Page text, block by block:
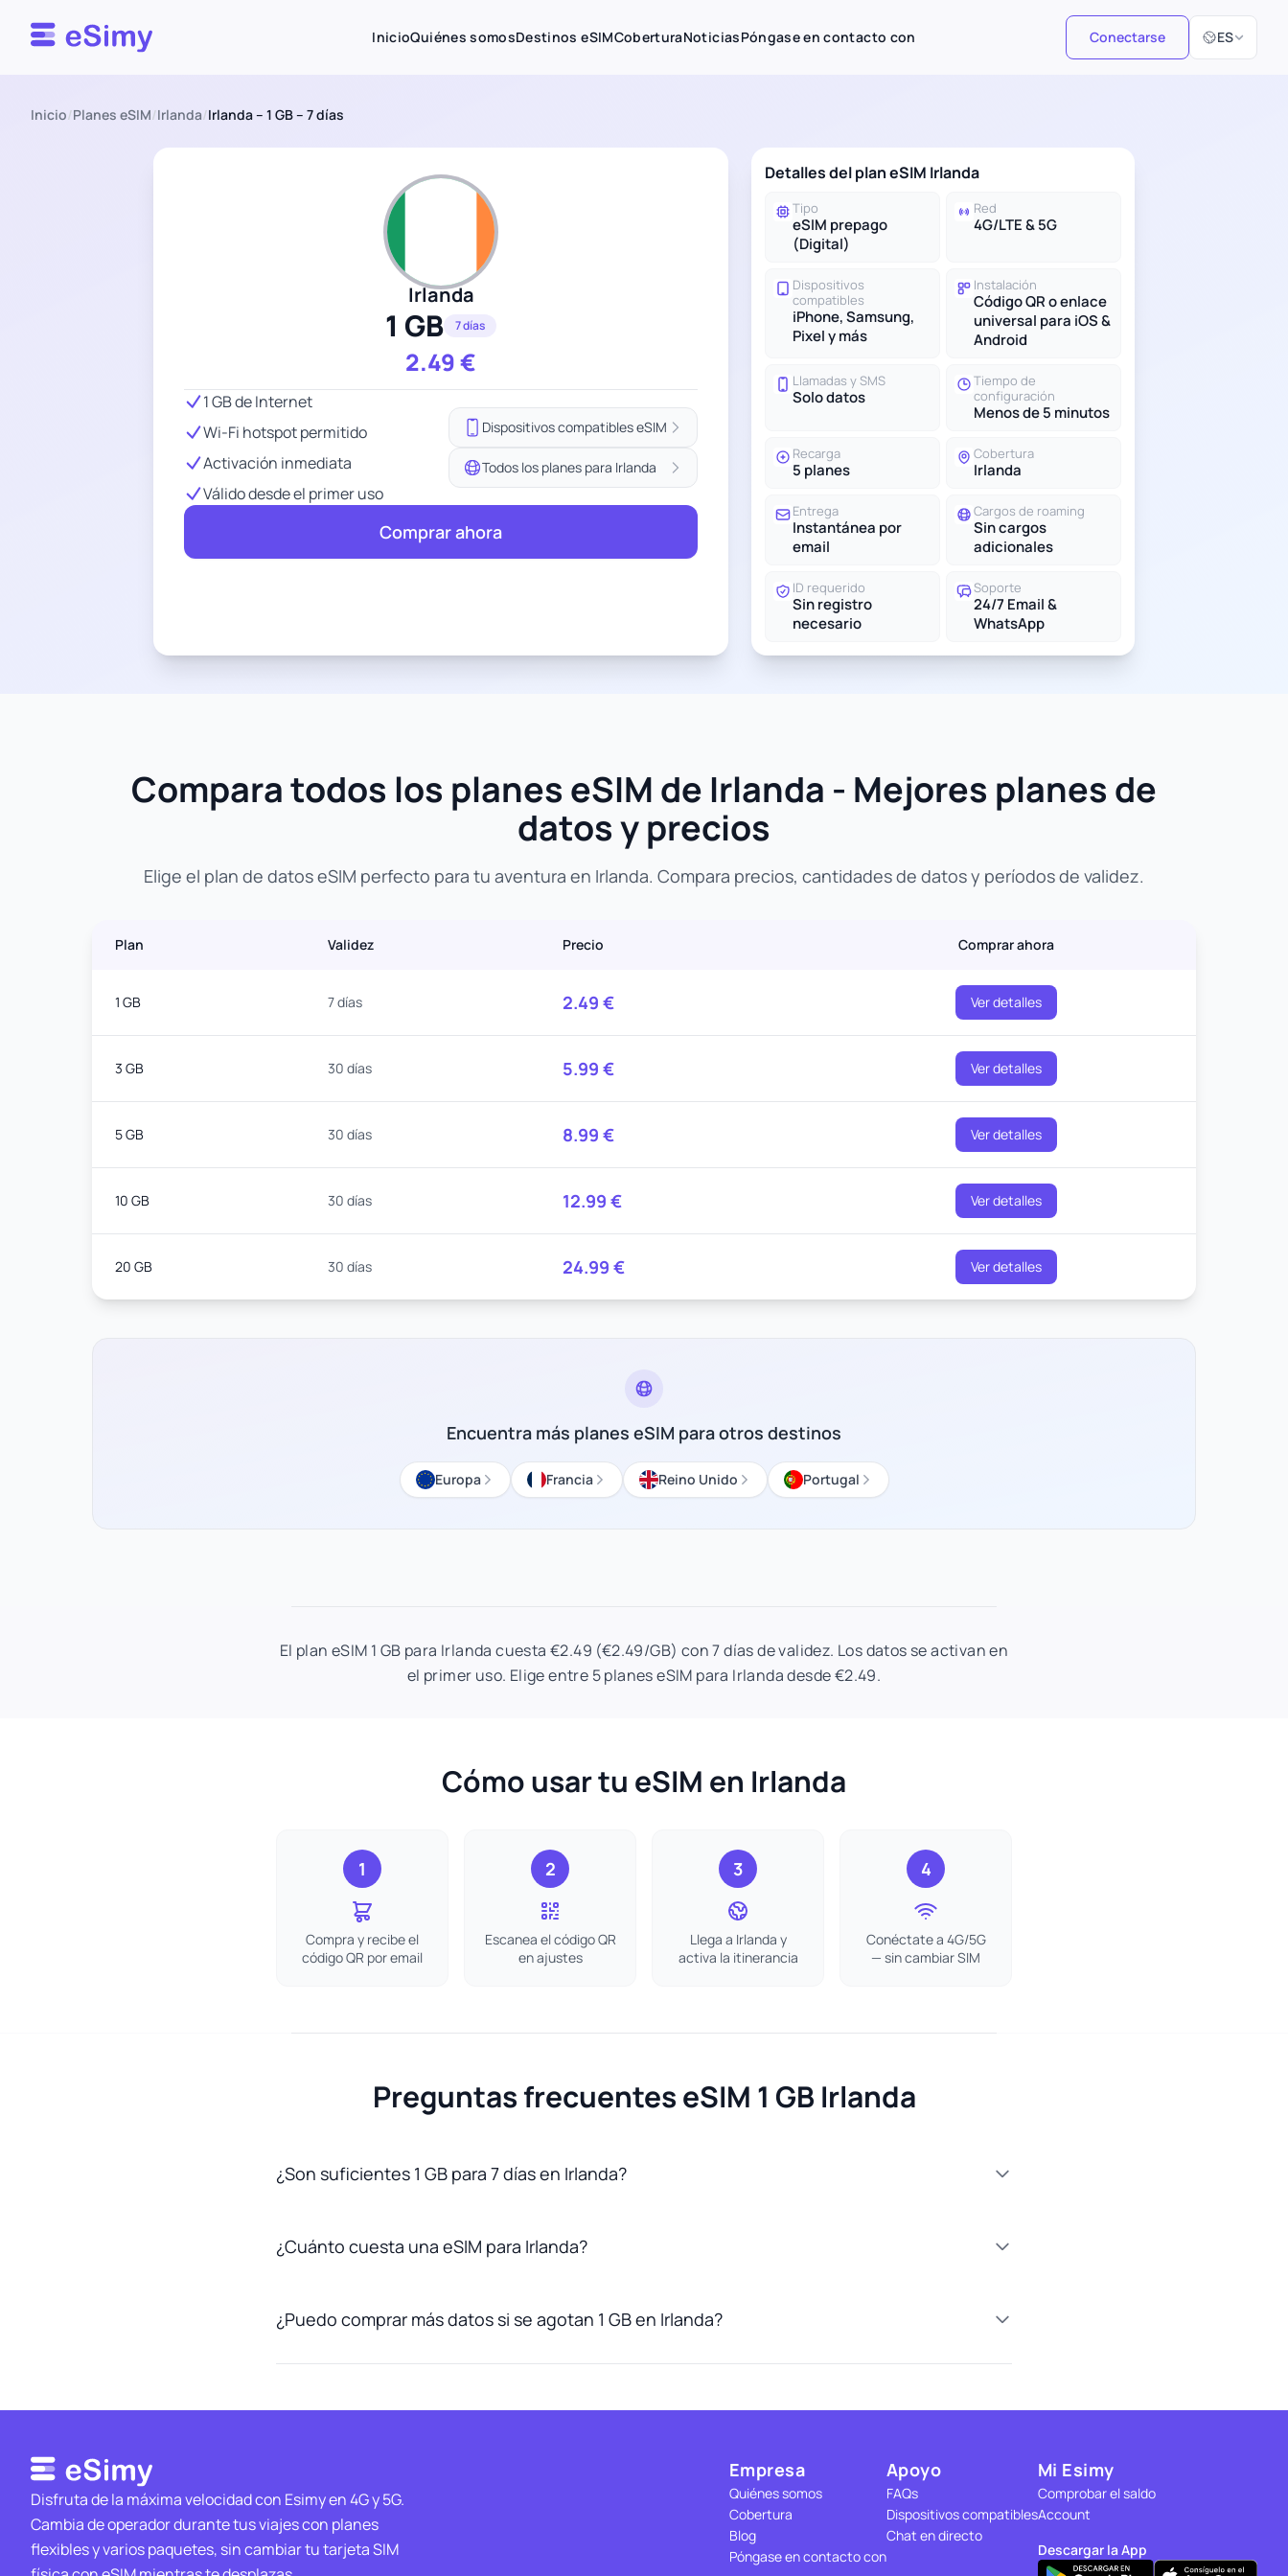
Esimy InicioQuiénes somosDestinos eSIMCoberturaNoticiasPóngase en contacto con Conectarse ES
Seleccionar
Inicio/Planes eSIM/Irlanda/Irlanda – 1 GB – 7 días
Irlanda
1 GB 7 días
2.49€
1 GB de Internet
Wi-Fi hotspot permitido
Activación inmediata
Válido desde el primer uso
Dispositivos compatibles eSIM
Todos los planes para Irlanda
Comprar ahora
Detalles del plan eSIM Irlanda
Tipo
eSIM prepago
(Digital)
Red
4G/LTE & 5G
Dispositivos
compatibles
iPhone, Samsung,
Pixel y más
Instalación
Código QR o enlace
universal para iOS &
Android
Llamadas y SMS
Solo datos
Tiempo de
configuración
Menos de 5 minutos
Recarga
5 planes
Cobertura
Irlanda
Entrega
Instantánea por
email
Cargos de roaming
Sin cargos
adicionales
ID requerido
Sin registro
necesario
Soporte
24/7 Email &
WhatsApp
Compara todos los planes eSIM de Irlanda - Mejores planes de
datos y precios
Elige el plan de datos eSIM perfecto para tu aventura en Irlanda. Compara precios, cantidades de datos y períodos de validez.
Plan Validez Precio Comprar ahora
1 GB 7 días 2.49 € Ver detalles
3 GB 30 días 5.99 € Ver detalles
5 GB 30 días 8.99 € Ver detalles
10 GB 30 días 12.99 € Ver detalles
20 GB 30 días 24.99 € Ver detalles
Encuentra más planes eSIM para otros destinos
Europa Francia Reino Unido Portugal
El plan eSIM 1 GB para Irlanda cuesta €2.49 (€2.49/GB) con 7 días de validez. Los datos se activan en
el primer uso. Elige entre 5 planes eSIM para Irlanda desde €2.49.
Cómo usar tu eSIM en Irlanda
1
Compra y recibe el
código QR por email
2
Escanea el código QR
en ajustes
3
Llega a Irlanda y
activa la itinerancia
4
Conéctate a 4G/5G
— sin cambiar SIM
Preguntas frecuentes eSIM 1 GB Irlanda
¿Son suficientes 1 GB para 7 días en Irlanda?
¿Cuánto cuesta una eSIM para Irlanda?
¿Puedo comprar más datos si se agotan 1 GB en Irlanda?
Disfruta de la máxima velocidad con Esimy en 4G y 5G.
Cambia de operador durante tus viajes con planes
flexibles y varios paquetes, sin cambiar tu tarjeta SIM
Empresa
Quiénes somos
Cobertura
Blog
Póngase en contacto con
Apoyo
FAQs
Dispositivos compatibles
Chat en directo
Mi Esimy
Comprobar el saldo
Account
Descargar la App